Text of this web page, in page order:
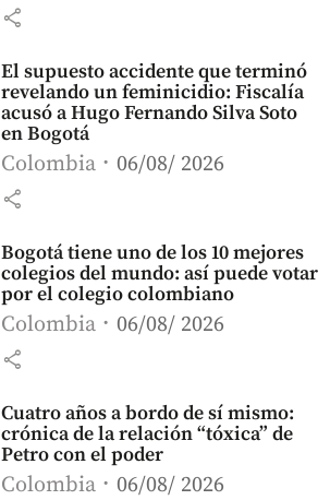
share
El supuesto accidente que terminó
revelando un feminicidio: Fiscalía
acusó a Hugo Fernando Silva Soto
en Bogotá
Colombia 06/08/ 2026
share
Bogotá tiene uno de los 10 mejores
colegios del mundo: así puede votar
por el colegio colombiano
Colombia 06/08/ 2026
share
Cuatro años a bordo de sí mismo:
crónica de la relación “tóxica” de
Petro con el poder
Colombia 06/08/ 2026